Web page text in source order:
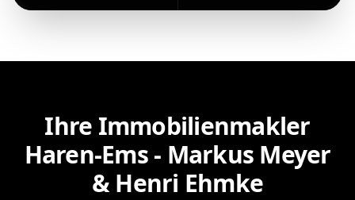
Ihre Immobilienmakler
Haren-Ems - Markus Meyer
& Henri Ehmke